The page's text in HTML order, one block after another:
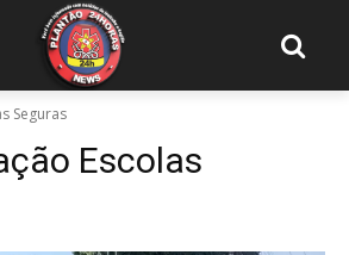
Seguras
Escolas